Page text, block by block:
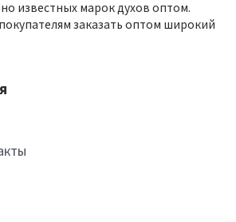
известных марок духов оптом.
заказать оптом широкий